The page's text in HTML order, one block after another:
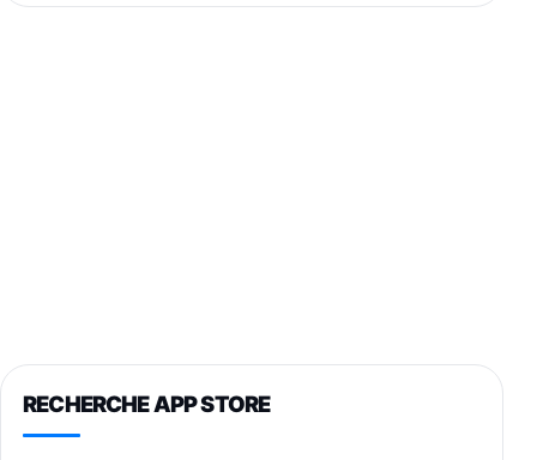
RECHERCHE APP STORE